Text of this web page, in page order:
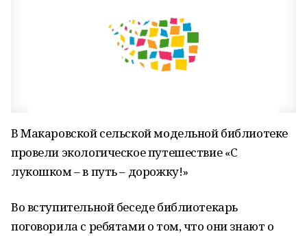
В Макаровской сельской модельной библиотеке
провели экологическое путешествие «С
лукошком – в путь – дорожку!»
Во вступительной беседе библиотекарь
поговорила с ребятами о том, что они знают о